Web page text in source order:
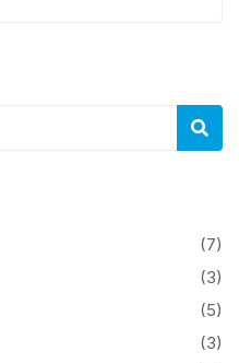
(7)
(3)
(5)
(3)